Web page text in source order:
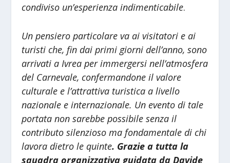
condiviso un’esperienza indimenticabile.
Un pensiero particolare va ai visitatori e ai
turisti che, fin dai primi giorni dell’anno, sono
arrivati a Ivrea per immergersi nell’atmosfera
del Carnevale, confermandone il valore
culturale e l’attrattiva turistica a livello
nazionale e internazionale. Un evento di tale
portata non sarebbe possibile senza il
contributo silenzioso ma fondamentale di chi
lavora dietro le quinte. Grazie a tutta la
squadra organizzativa guidata da Davide